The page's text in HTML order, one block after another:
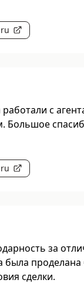
с
Большое
за
проделана
сделки.